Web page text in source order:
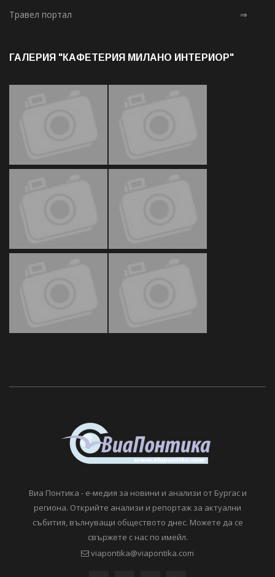
Травел портал ⇒
ГАЛЕРИЯ "КАФЕТЕРИЯ МИЛАНО ИНТЕРИОР"
Виа Понтика - е-медия за новини и анализи от Бургас и
региона. Открийте анализи и репортаж за актуални
събития, вълнуващи обществото днес. Можете да се
свържете с нас по имейл.
viapontika@viapontika.com